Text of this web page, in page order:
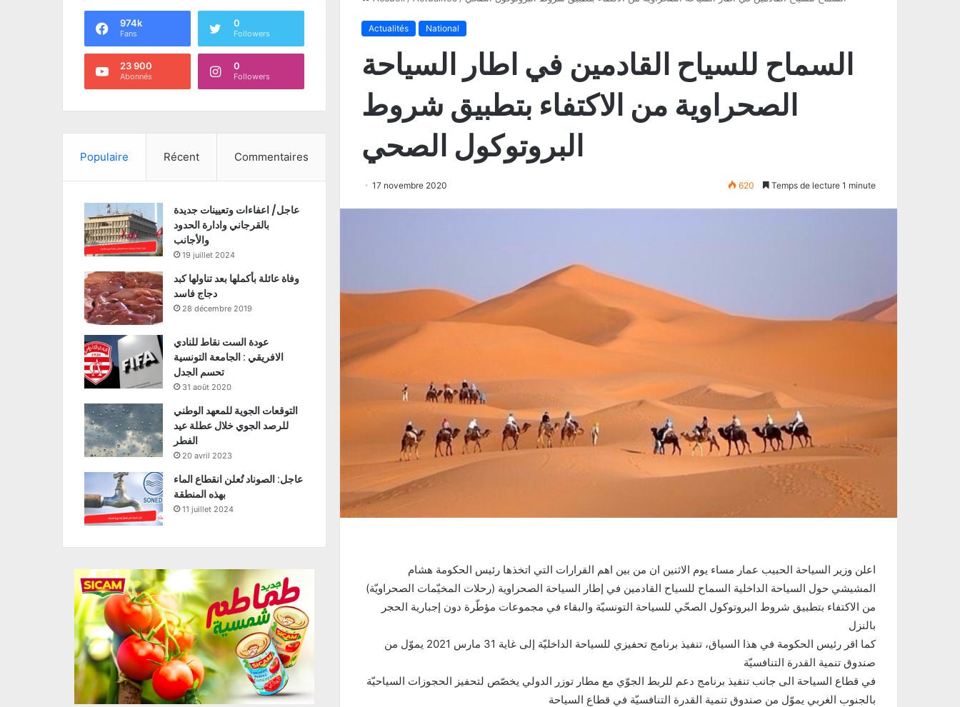
Actualités National
السماح للسياح القادمين في اطار السياحة
الصحراوية من الاكتفاء بتطبيق شروط
البروتوكول الصحي
17 novembre 2020 620 Temps de lecture 1 minute
اعلن وزير السياحة الحبيب عمار مساء يوم الاثنين ان من بين اهم القرارات التي اتخذها رئيس الحكومة هشام
المشيشي حول السياحة الداخلية السماح للسياح القادمين في إطار السياحة الصحراوية (رحلات المخيّمات الصحراويّة)
من الاكتفاء بتطبيق شروط البروتوكول الصحّي للسياحة التونسيّة والبقاء في مجموعات مؤطّرة دون إجبارية الحجر
بالنزل
كما اقر رئيس الحكومة في هذا السياق، تنفيذ برنامج تحفيزي للسياحة الداخليّة إلى غاية 31 مارس 2021 يموّل من
صندوق تنمية القدرة التنافسيّة
في قطاع السياحة الى جانب تنفيذ برنامج دعم للربط الجوّي مع مطار توزر الدولي يخصّص لتحفيز الحجوزات السياحيّة
بالجنوب الغربي يموّل من صندوق تنمية القدرة التنافسيّة في قطاع السياحة
974k
Fans
0
Followers
23 900
Abonnés
0
Followers
Populaire Récent Commentaires
عاجل/ اعفاءات وتعيينات جديدة
بالقرجاني وادارة الحدود
والأجانب
19 juillet 2024
وفاة عائلة بأكملها بعد تناولها كبد
دجاج فاسد
28 décembre 2019
عودة الست نقاط للنادي
الافريقي : الجامعة التونسية
تحسم الجدل
31 août 2020
التوقعات الجوية للمعهد الوطني
للرصد الجوي خلال عطلة عيد
الفطر
20 avril 2023
عاجل: الصوناد تُعلن انقطاع الماء
بهذه المنطقة
11 juillet 2024